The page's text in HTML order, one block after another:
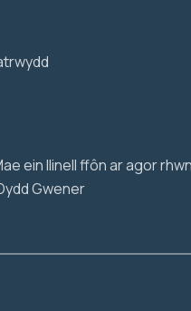
ein llinell ffôn ar agor
Gwener